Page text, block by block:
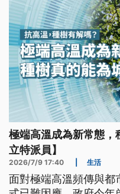
極端高溫成為新常態，
立特派員】
2026/7/9 17:40 生活
面對極端高溫頻傳與都